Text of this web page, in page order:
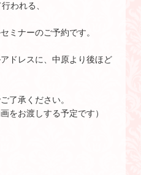
われる、
ミナーのご予約です。
ドレスに、中原より後ほど
了承ください。
をお渡しする予定です）